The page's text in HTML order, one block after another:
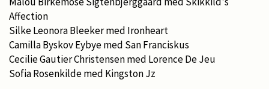
Affection
Silke Leonora Bleeker med Ironheart
Camilla Byskov Eybye med San Franciskus
Cecilie Gautier Christensen med Lorence De Jeu
Sofia Rosenkilde med Kingston Jz